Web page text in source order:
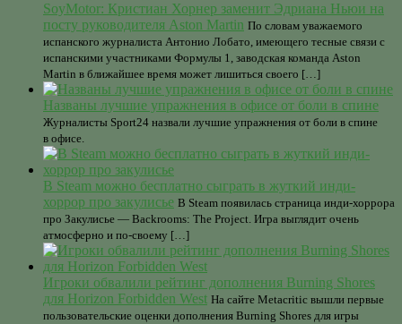
SoyMotor: Кристиан Хорнер заменит Эдриана Ньюи на
посту руководителя Aston Martin По словам уважаемого
испанского журналиста Антонио Лобато, имеющего тесные связи с
испанскими участниками Формулы 1, заводская команда Aston
Martin в ближайшее время может лишиться своего […]
Названы лучшие упражнения в офисе от боли в спине
Журналисты Sport24 назвали лучшие упражнения от боли в спине
в офисе.
В Steam можно бесплатно сыграть в жуткий инди-
хоррор про закулисье В Steam появилась страница инди-хоррора
про Закулисье — Backrooms: The Project. Игра выглядит очень
атмосферно и по-своему […]
Игроки обвалили рейтинг дополнения Burning Shores
для Horizon Forbidden West На сайте Metacritic вышли первые
пользовательские оценки дополнения Burning Shores для игры